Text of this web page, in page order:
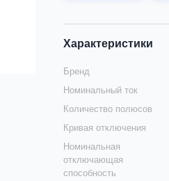
Характеристики
Бренд
Номинальный ток
Количество полюсов
Кривая отключения
Номинальная
отключающая
способность